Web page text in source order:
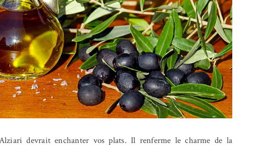
devrait enchanter vos plats. Il renferme le charme de la